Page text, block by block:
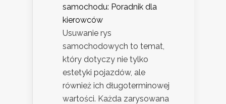
samochodu: Poradnik dla
kierowców
Usuwanie rys
samochodowych to temat,
który dotyczy nie tylko
estetyki pojazdów, ale
również ich długoterminowej
wartości. Każda zarysowana